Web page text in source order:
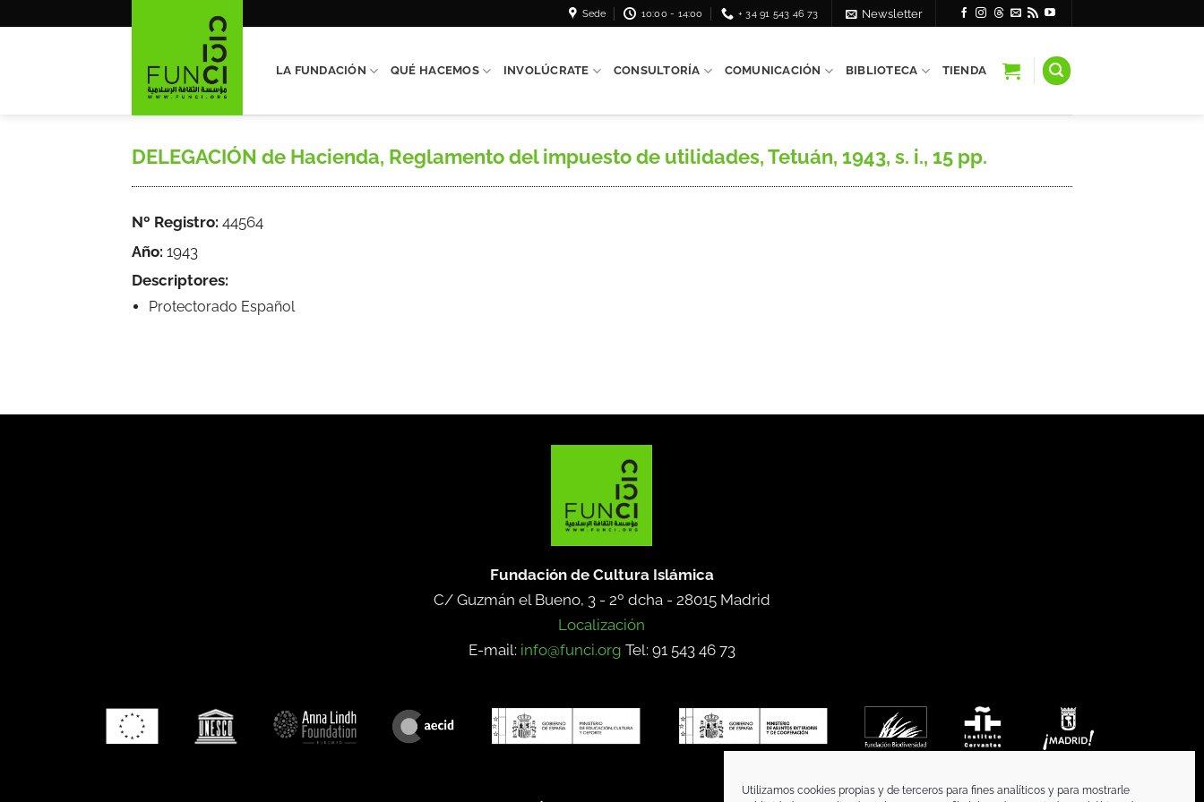
Utilizamos cookies propias y de terceros para fines analíticos y para mostrarle
Sede 10:00 - 14:00 + 34 91 543 46 73 Newsletter
LA FUNDACIÓN QUÉ HACEMOS INVOLÚCRATE CONSULTORÍA COMUNICACIÓN BIBLIOTECA TIENDA
DELEGACIÓN de Hacienda, Reglamento del impuesto de utilidades, Tetuán, 1943, s. i., 15 pp.
Nº Registro: 44564
Año: 1943
Descriptores:
Protectorado Español
Fundación de Cultura Islámica
C/ Guzmán el Bueno, 3 - 2º dcha - 28015 Madrid
Localización
E-mail: info@funci.org Tel: 91 543 46 73